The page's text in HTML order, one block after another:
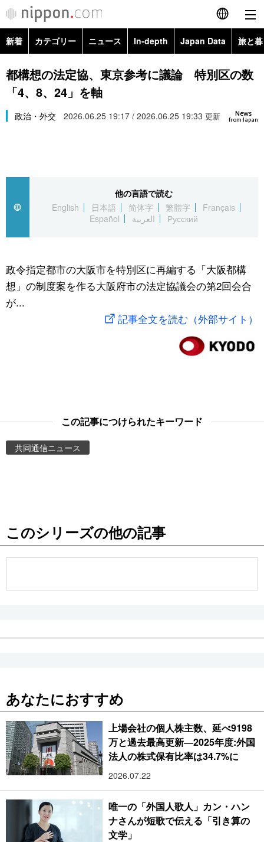
English
简体字
Русский
カテゴリー
経済・ビジネス
国際
文化
トップ
アーカイブ
In-depth
Japan Data
動画/Live
People
新着 カテゴリー ニュース In-depth Japan Data 旅と
政治・外交
経済・ビジネス
スポーツ・東京2020
Topics
都構想の法定協、東京参考に議論 特別区の数
「4、8、24」を軸
News
from Japan
政治・外交 2026.06.25 19:17 / 2026.06.25 19:33 更新
他の言語で読む
English
日本語 简体字 繁體字
Français
Español
العربية Русский
政令指定都市の大阪市を特別区に再編する「大阪都構
想」の制度案を作る大阪府市の法定協議会の第2回会合
が...
記事全文を読む（外部サイト）
この記事につけられたキーワード
共同通信ニュース
このシリーズの他の記事
あなたにおすすめ
上場会社の個人株主数、延べ9198
万と過去最高更新―2025年度:外国
法人の株式保有比率は34.7%に
2026.07.22
唯一の「外国人歌人」カン・ハン
ナさんが短歌で伝える「引き算の
文学」